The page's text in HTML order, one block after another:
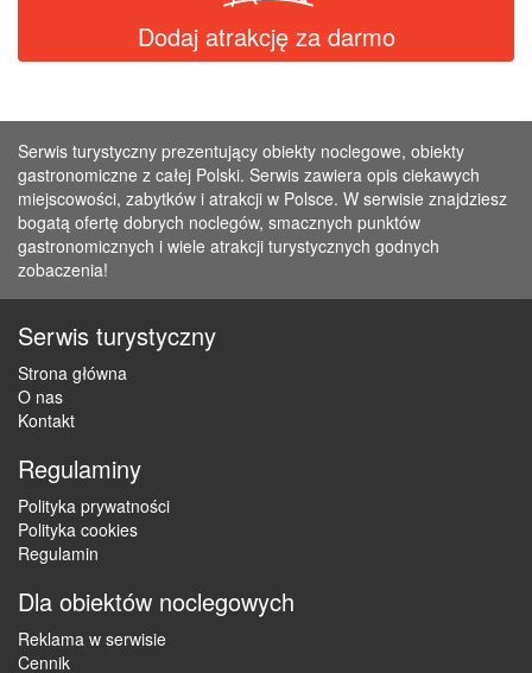
Dodaj atrakcję za darmo
Serwis turystyczny prezentujący obiekty noclegowe, obiekty
gastronomiczne z całej Polski. Serwis zawiera opis ciekawych
miejscowości, zabytków i atrakcji w Polsce. W serwisie znajdziesz
bogatą ofertę dobrych noclegów, smacznych punktów
gastronomicznych i wiele atrakcji turystycznych godnych
zobaczenia!
Serwis turystyczny
Strona główna
O nas
Kontakt
Regulaminy
Polityka prywatności
Polityka cookies
Regulamin
Dla obiektów noclegowych
Reklama w serwisie
Cennik